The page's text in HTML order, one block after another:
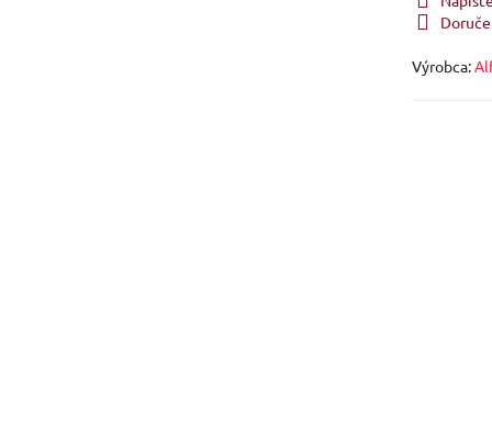
Výrobca: